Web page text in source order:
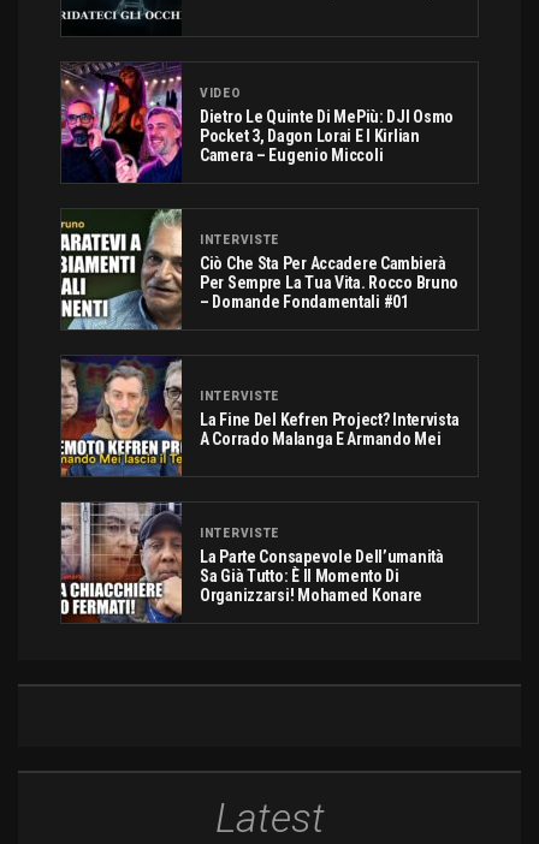
VIDEO
Dietro Le Quinte Di MePiù: DJI Osmo
Pocket 3, Dagon Lorai E I Kirlian
Camera – Eugenio Miccoli
INTERVISTE
Ciò Che Sta Per Accadere Cambierà
Per Sempre La Tua Vita. Rocco Bruno
– Domande Fondamentali #01
INTERVISTE
La Fine Del Kefren Project? Intervista
A Corrado Malanga E Armando Mei
INTERVISTE
La Parte Consapevole Dell’umanità
Sa Già Tutto: È Il Momento Di
Organizzarsi! Mohamed Konare
Latest